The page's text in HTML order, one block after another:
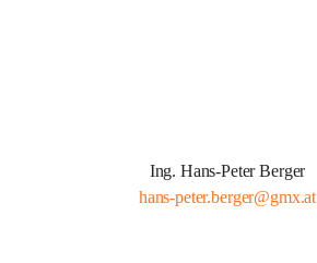
Ing. Hans-Peter Berger
hans-peter.berger@gmx.at